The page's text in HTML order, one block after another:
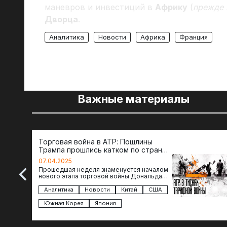
маневров и инвестиций в Африку ( прежде
Дворца.
Аналитика Новости Африка Франция
Важные материалы
Торговая война в АТР: Пошлины
Трампа прошлись катком по странам
региона
07.04.2025
Прошедшая неделя знаменуется началом
нового этапа торговой войны Дональда
импорта из более 100 стран…
Аналитика Новости Китай
США
Южная Корея
Япония